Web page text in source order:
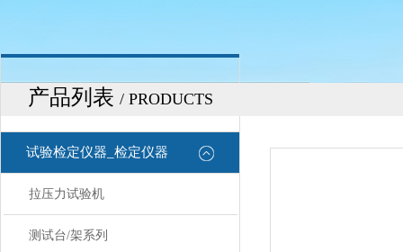
产品列表 / PRODUCTS
试验检定仪器_检定仪器
拉压力试验机
测试台/架系列